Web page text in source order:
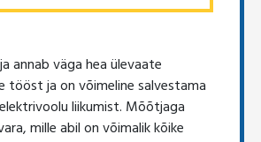
annab väga hea ülevaate
tööst ja on võimeline salvestama
liikumist. Mõõtjaga
mille abil on võimalik kõike